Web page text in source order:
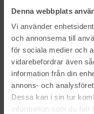
Denna webbplats
Vi använder
och annonserna till
för sociala medier och
vidarebefordrar även
information från din
annons- och
Dessa kan i sin tur
information som du har
LinkedIn
Navigation
Våra maskiner